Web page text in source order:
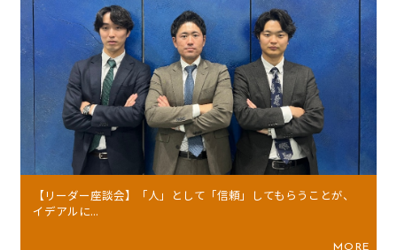
【リーダー座談会】「人」として「信頼」してもらうことが、
イデアルに...
MORE